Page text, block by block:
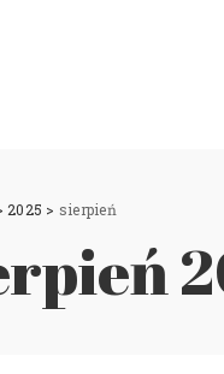
2025 > sierpień